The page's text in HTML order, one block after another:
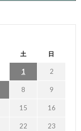
土 日
1 2
8 9
15 16
22 23